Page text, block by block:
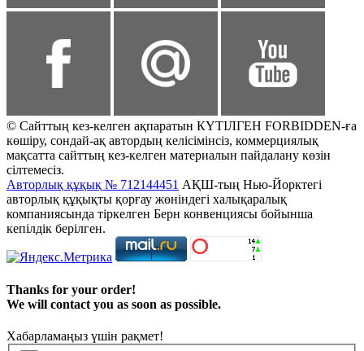
© Сайттың кез-келген ақпаратын КҮТІЛГЕН FORBIDDEN-ға
көшіру, сондай-ақ автордың келісімінсіз, коммерциялық
мақсатта сайттың кез-келген материалын пайдалану көзін
сілтемесіз.
Авторлық құқық № 712144451 АҚШ-тың Нью-Йорктегі
авторлық құқықты қорғау жөніндегі халықаралық
компаниясында тіркелген Берн конвенциясы бойынша
кепілдік берілген.
Thanks for your order!
We will contact you as soon as possible.
Хабарламаңыз үшін рақмет!